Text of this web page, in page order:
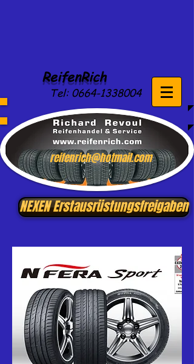
ReifenRich
Tel: 0664-1338004
reifenrich@hotmail.com
NEXEN Erstausrüstungsfreigaben